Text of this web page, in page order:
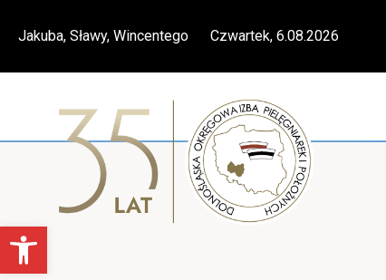
Otwórz pasek narzędzi
Jakuba, Sławy, Wincentego Czwartek, 6.08.2026